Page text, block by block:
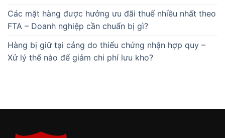
Các mặt hàng được hưởng ưu đãi thuế nhiều nhất theo
FTA – Doanh nghiệp cần chuẩn bị gì?
Hàng bị giữ tại cảng do thiếu chứng nhận hợp quy –
Xử lý thế nào để giảm chi phí lưu kho?